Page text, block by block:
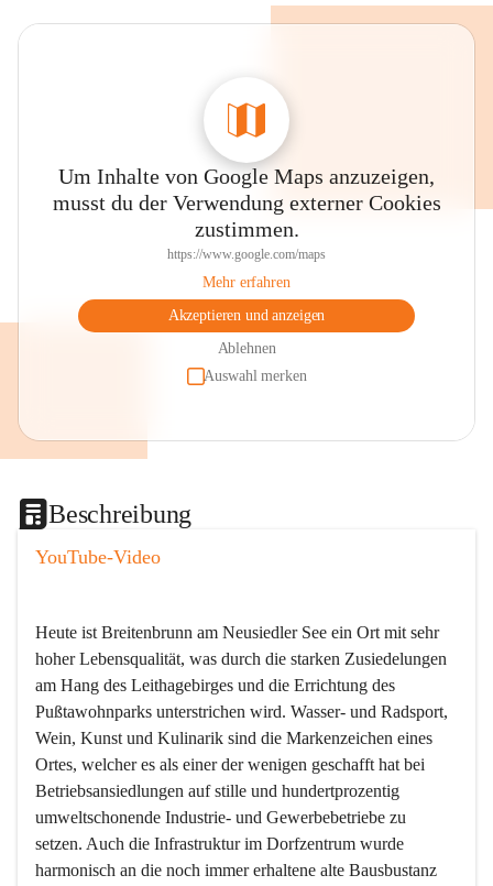
Um Inhalte von Google Maps anzuzeigen,
musst du der Verwendung externer Cookies
zustimmen.
https://www.google.com/maps
Mehr erfahren
Akzeptieren und anzeigen
Ablehnen
Auswahl merken
Beschreibung
YouTube-Video
Heute ist Breitenbrunn am Neusiedler See ein Ort mit sehr
hoher Lebensqualität, was durch die starken Zusiedelungen
am Hang des Leithagebirges und die Errichtung des
Pußtawohnparks unterstrichen wird. Wasser- und Radsport,
Wein, Kunst und Kulinarik sind die Markenzeichen eines
Ortes, welcher es als einer der wenigen geschafft hat bei
Betriebsansiedlungen auf stille und hundertprozentig
umweltschonende Industrie- und Gewerbebetriebe zu
setzen. Auch die Infrastruktur im Dorfzentrum wurde
harmonisch an die noch immer erhaltene alte Bausbustanz